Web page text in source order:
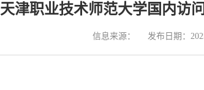
天津职业技术师范大学国内访
信息来源： 发布日期：